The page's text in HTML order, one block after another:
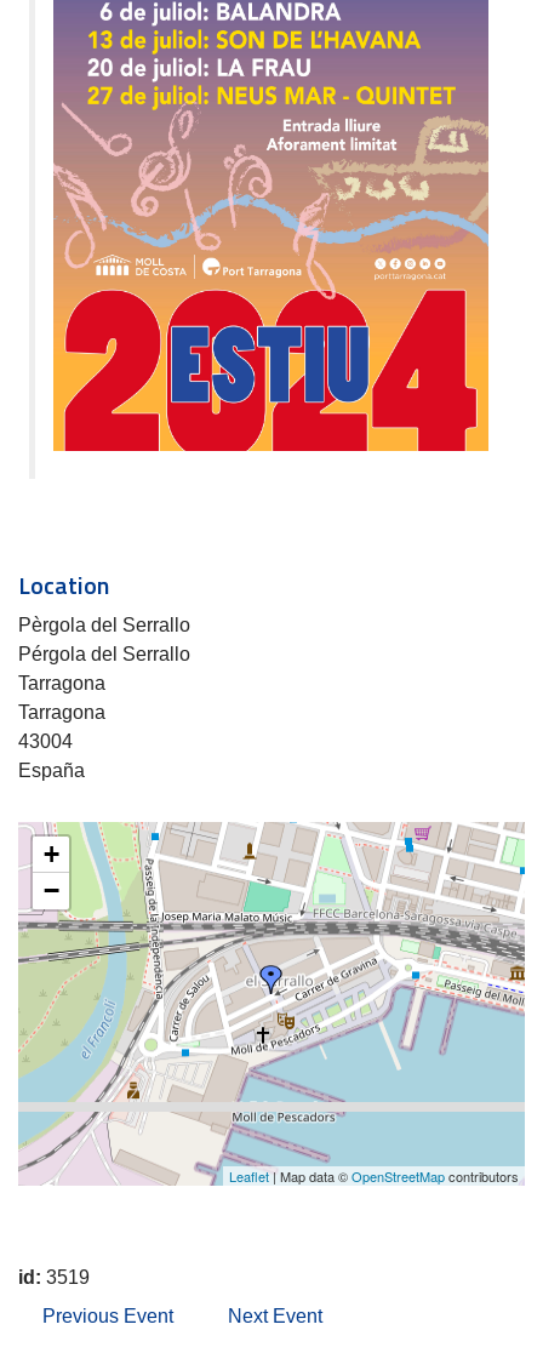
Location
Pèrgola del Serrallo
Pérgola del Serrallo
Tarragona
Tarragona
43004
España
+
−
Leaflet | Map data ©OpenStreetMapcontributors
id: 3519
Previous Event
Next Event